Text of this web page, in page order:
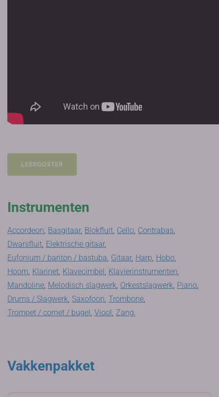
LESROOSTER
Instrumenten
Accordeon, Basgitaar, Blokfluit, Cello, Contrabas,
Dwarsfluit, Elektrische gitaar,
Eufonium / bariton / bastuba, Gitaar, Harp, Hobo,
Hoorn, Klarinet, Klavecimbel, Klavierinstrumenten,
Mandoline, Melodisch slagwerk, Orkestslagwerk, Piano,
Drums / Slagwerk, Saxofoon, Trombone,
Trompet / cornet / bugel, Viool, Zang,
Vakkenpakket